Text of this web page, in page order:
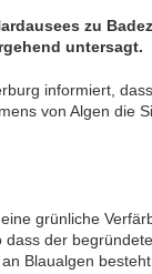
zu
untersagt.
informiert,
von Algen die
grünliche
dass der
Blaualgen besteht.